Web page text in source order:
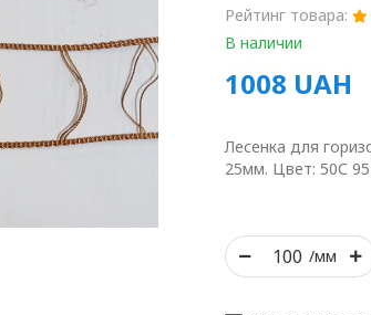
Рейтинг товара:
В наличии
1008 UAH
Лесенка для
25мм. Цвет: 50С
/мм